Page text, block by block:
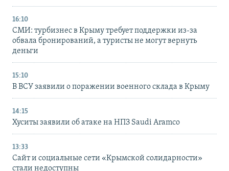
16:10
СМИ: турбизнес в Крыму требует поддержки из-за
обвала бронирований, а туристы не могут вернуть
деньги
15:10
В ВСУ заявили о поражении военного склада в Крыму
14:15
Хуситы заявили об атаке на НПЗ Saudi Aramco
13:33
Сайт и социальные сети «Крымской солидарности»
стали недоступны